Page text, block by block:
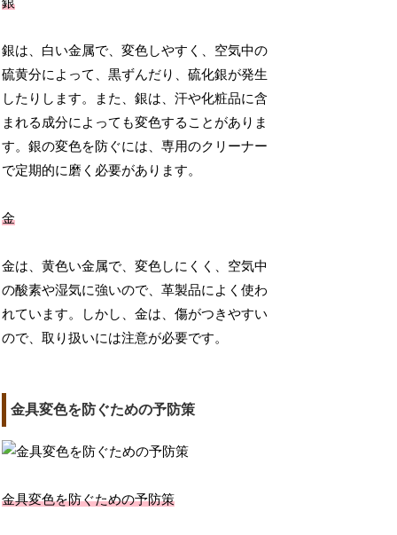
銀
銀は、白い金属で、変色しやすく、空気中の
硫黄分によって、黒ずんだり、硫化銀が発生
したりします。また、銀は、汗や化粧品に含
まれる成分によっても変色することがありま
す。銀の変色を防ぐには、専用のクリーナー
で定期的に磨く必要があります。
金
金は、黄色い金属で、変色しにくく、空気中
の酸素や湿気に強いので、革製品によく使わ
れています。しかし、金は、傷がつきやすい
ので、取り扱いには注意が必要です。
金具変色を防ぐための予防策
金具変色を防ぐための予防策